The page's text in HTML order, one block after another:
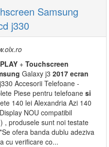
Samsung
j330
+ Touchscreen
Galaxy j3 2017 ecran
Accesorii Telefoane -
Piese pentru telefoane si
140 lei Alexandria Azi 140
NOU compatibil
, produsele sunt noi testate
ofera banda dublu adeziva
cu verificare co...